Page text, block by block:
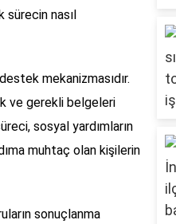
nasıl
mekanizmasıdır.
ve gerekli belgeleri
sosyal yardımların
muhtaç olan kişilerin
sonuçlanma